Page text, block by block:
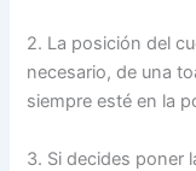
2. La posición del
necesario, de una
siempre esté en la
3. Si decides poner